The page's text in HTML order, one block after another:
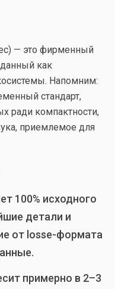
— это фирменный
как
Напомним:
стандарт,
ради компактности,
приемлемое для
100% исходного
детали и
от losse-формата
примерно в 2–3